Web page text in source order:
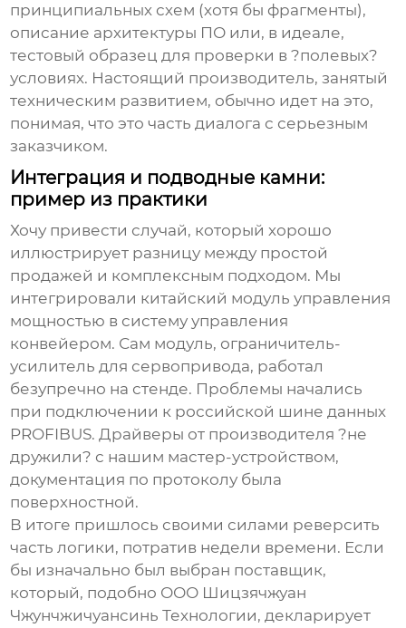
принципиальных схем (хотя бы фрагменты),
описание архитектуры ПО или, в идеале,
тестовый образец для проверки в ?полевых?
условиях. Настоящий производитель, занятый
техническим развитием, обычно идет на это,
понимая, что это часть диалога с серьезным
заказчиком.
Интеграция и подводные камни:
пример из практики
Хочу привести случай, который хорошо
иллюстрирует разницу между простой
продажей и комплексным подходом. Мы
интегрировали китайский модуль управления
мощностью в систему управления
конвейером. Сам модуль, ограничитель-
усилитель для сервопривода, работал
безупречно на стенде. Проблемы начались
при подключении к российской шине данных
PROFIBUS. Драйверы от производителя ?не
дружили? с нашим мастер-устройством,
документация по протоколу была
поверхностной.
В итоге пришлось своими силами реверсить
часть логики, потратив недели времени. Если
бы изначально был выбран поставщик,
который, подобно ООО Шицзячжуан
Чжунчжичуансинь Технологии, декларирует